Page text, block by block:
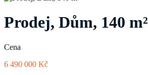
Prodej, Dům, 140 m²
Cena
6 490 000 Kč